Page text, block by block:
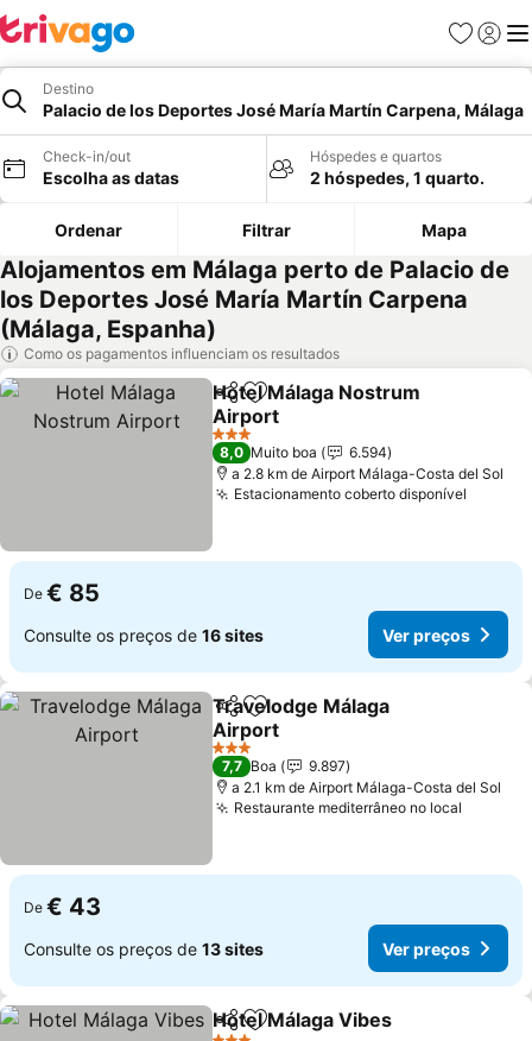
Favoritos
Iniciar
Destino
Palacio de los Deportes José María Martín Carpena, Málaga
Check-in/out
Escolha as datas
Hóspedes e quartos
2 hóspedes, 1 quarto.
Ordenar Filtrar Mapa
Alojamentos em Málaga perto de Palacio de
los Deportes José María Martín Carpena
(Málaga, Espanha)
Como os pagamentos influenciam os resultados
PartilharAdicionar aos favoritos
Hotel Málaga Nostrum
Airport
Ver preços
3 Estrelas
8,0 Muito boa
6.594
a 2.8 km de Airport Málaga-Costa del Sol
Estacionamento coberto disponível
De € 85
Consulte os preços de 16 sites Ver preços
PartilharAdicionar aos favoritos
Travelodge Málaga
Airport
Ver preços
3 Estrelas
7,7 Boa
9.897
a 2.1 km de Airport Málaga-Costa del Sol
Restaurante mediterrâneo no local
De € 43
Consulte os preços de 13 sites Ver preços
PartilharAdicionar aos favoritos
Hotel Málaga Vibes